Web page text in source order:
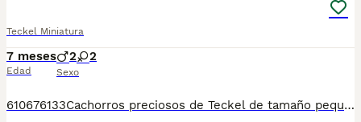
Teckel Miniatura
7 meses
Edad
2 2
Sexo
610676133Cachorros preciosos de Teckel de tamaño pequeñito, tienen dos meses de edad, varios colores disponibles a elegir, marrón, merlé y negro-fuego se entregan en las mejores condiciones, muy bien cuidados, revisados por nuestro veterinario, vacunados, desparasitados, con cartilla veterinaria, microchip y garantía sanitaria por escrito vírica y genética. Núcleo Zoológico: T-2500116